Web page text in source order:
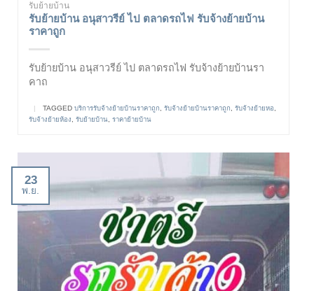
รับย้ายบ้าน
รับย้ายบ้าน อนุสาวรีย์ ไป ตลาดรถไฟ รับจ้างย้ายบ้าน
ราคาถูก
รับย้ายบ้าน อนุสาวรีย์ ไป ตลาดรถไฟ รับจ้างย้ายบ้านรา
คาถ
| TAGGED บริการรับจ้างย้ายบ้านราคาถูก รับจ้างย้ายบ้านราคาถูก รับจ้างย้ายหอ
รับจ้างย้ายห้อง
รับย้ายบ้าน ราคาย้ายบ้าน
23
พ.ย.